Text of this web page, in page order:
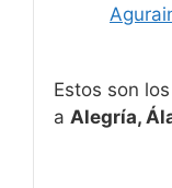
Estos son
a Alegría,